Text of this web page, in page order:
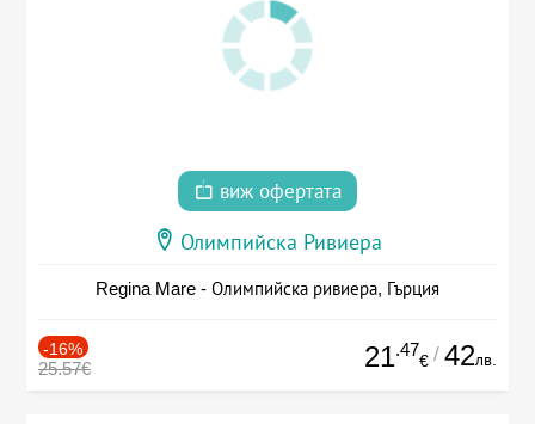
виж офертата
Олимпийска Ривиера
Regina Mare - Олимпийска ривиера, Гърция
-16%
25.57€ 21.47
€ / 42лв.